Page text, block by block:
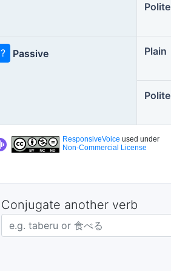
Polite
? Passive Plain
Polite
ResponsiveVoice used under
Non-Commercial License
Conjugate another verb
Japanese verb in dictionary form